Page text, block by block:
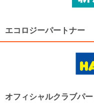
エコロジーパートナー
オフィシャルクラブパ